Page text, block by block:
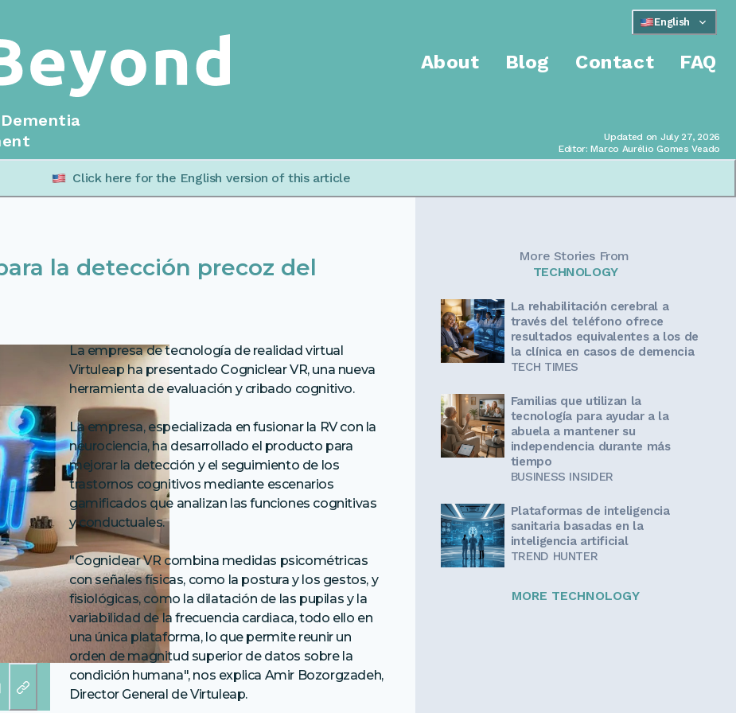
English
Updated on July 27, 2026
Editor: Marco Aurélio Gomes Veado
About Blog Contact FAQ
Click here for the English version of this article
la detección precoz del
La empresa de tecnología de realidad virtual
Virtuleap ha presentado Cogniclear VR, una nueva
herramienta de evaluación y cribado cognitivo.
La empresa, especializada en fusionar la RV con la
neurociencia, ha desarrollado el producto para
mejorar la detección y el seguimiento de los
trastornos cognitivos mediante escenarios
gamificados que analizan las funciones cognitivas
y conductuales.
"Cogniclear VR combina medidas psicométricas
con señales físicas, como la postura y los gestos, y
fisiológicas, como la dilatación de las pupilas y la
variabilidad de la frecuencia cardiaca, todo ello en
una única plataforma, lo que permite reunir un
orden de magnitud superior de datos sobre la
condición humana", nos explica Amir Bozorgzadeh,
Director General de Virtuleap.
More Stories From
TECHNOLOGY
La rehabilitación cerebral a
través del teléfono ofrece
resultados equivalentes a los de
la clínica en casos de demencia
TECH TIMES
Familias que utilizan la
tecnología para ayudar a la
abuela a mantener su
independencia durante más
tiempo
BUSINESS INSIDER
Plataformas de inteligencia
sanitaria basadas en la
inteligencia artificial
TREND HUNTER
MORE TECHNOLOGY